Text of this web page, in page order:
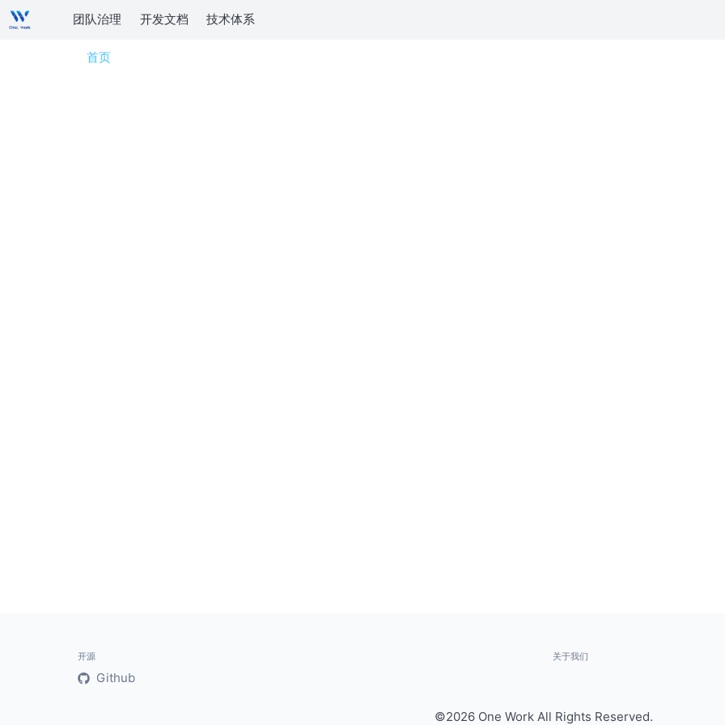
团队治理 开发文档 技术体系
首页
开源
Github
关于我们
©2026 One Work All Rights Reserved.